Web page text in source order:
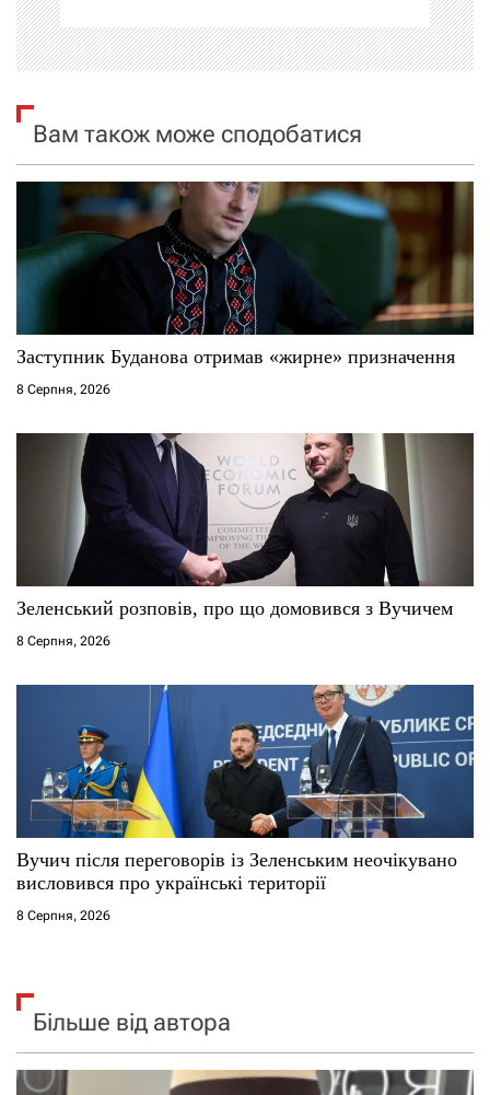
і
а
и
с
і
Вам також може сподобатися
Заступник Буданова отримав «жирне» призначення
8 Серпня, 2026
Зеленський розповів, про що домовився з Вучичем
8 Серпня, 2026
Вучич після переговорів із Зеленським неочікувано
висловився про українські території
8 Серпня, 2026
Більше від автора